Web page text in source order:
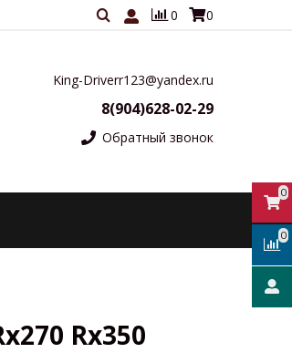
0 0
King-Driverr123@yandex.ru
8(904)628-02-29
Обратный звонок
0
0
Rx350